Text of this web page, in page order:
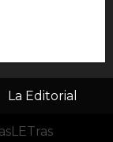
La Editorial